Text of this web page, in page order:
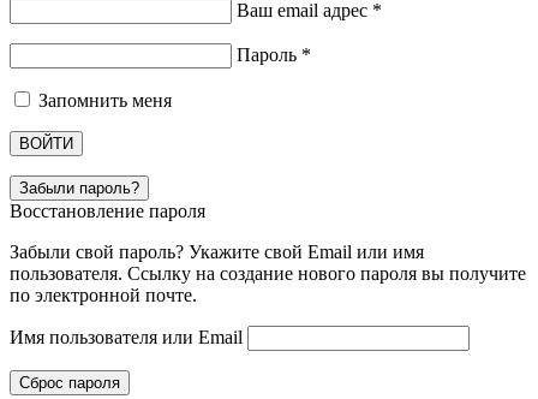
Ваш email адрес *
Пароль *
Запомнить меня
ВОЙТИ
Забыли пароль?
Восстановление пароля
Забыли свой пароль? Укажите свой Email или имя
пользователя. Ссылку на создание нового пароля вы получите
по электронной почте.
Имя пользователя или Email
Сброс пароля